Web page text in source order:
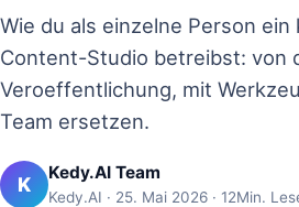
Wie du als einzelne Person
Content-Studio betreibst: von
Veroeffentlichung, mit
Team ersetzen.
K Kedy.AI Team
Kedy.AI · 25. Mai 2026 · 12Min.